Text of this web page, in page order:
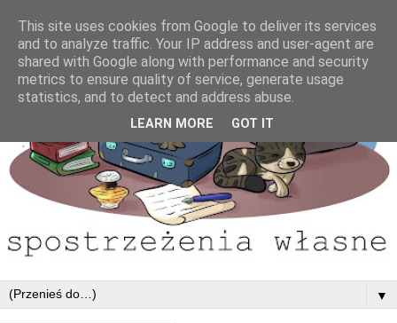
▼
This site uses cookies from Google to deliver its services
and to analyze traffic. Your IP address and user-agent are
shared with Google along with performance and security
metrics to ensure quality of service, generate usage
statistics, and to detect and address abuse.
LEARN MORE GOT IT